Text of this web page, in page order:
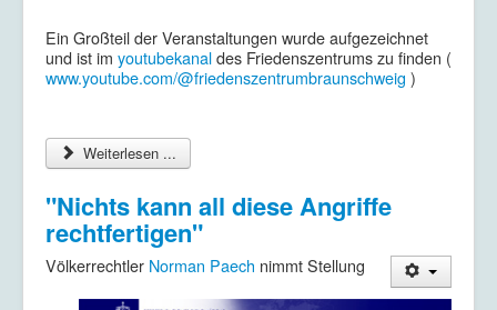
Ein Großteil der Veranstaltungen wurde aufgezeichnet
und ist im youtubekanaldes Friedenszentrums zu finden (
www.youtube.com/@friedenszentrumbraunschweig )
Weiterlesen ...
"Nichts kann all diese Angriffe
rechtfertigen"
Völkerrechtler Norman Paech nimmt Stellung